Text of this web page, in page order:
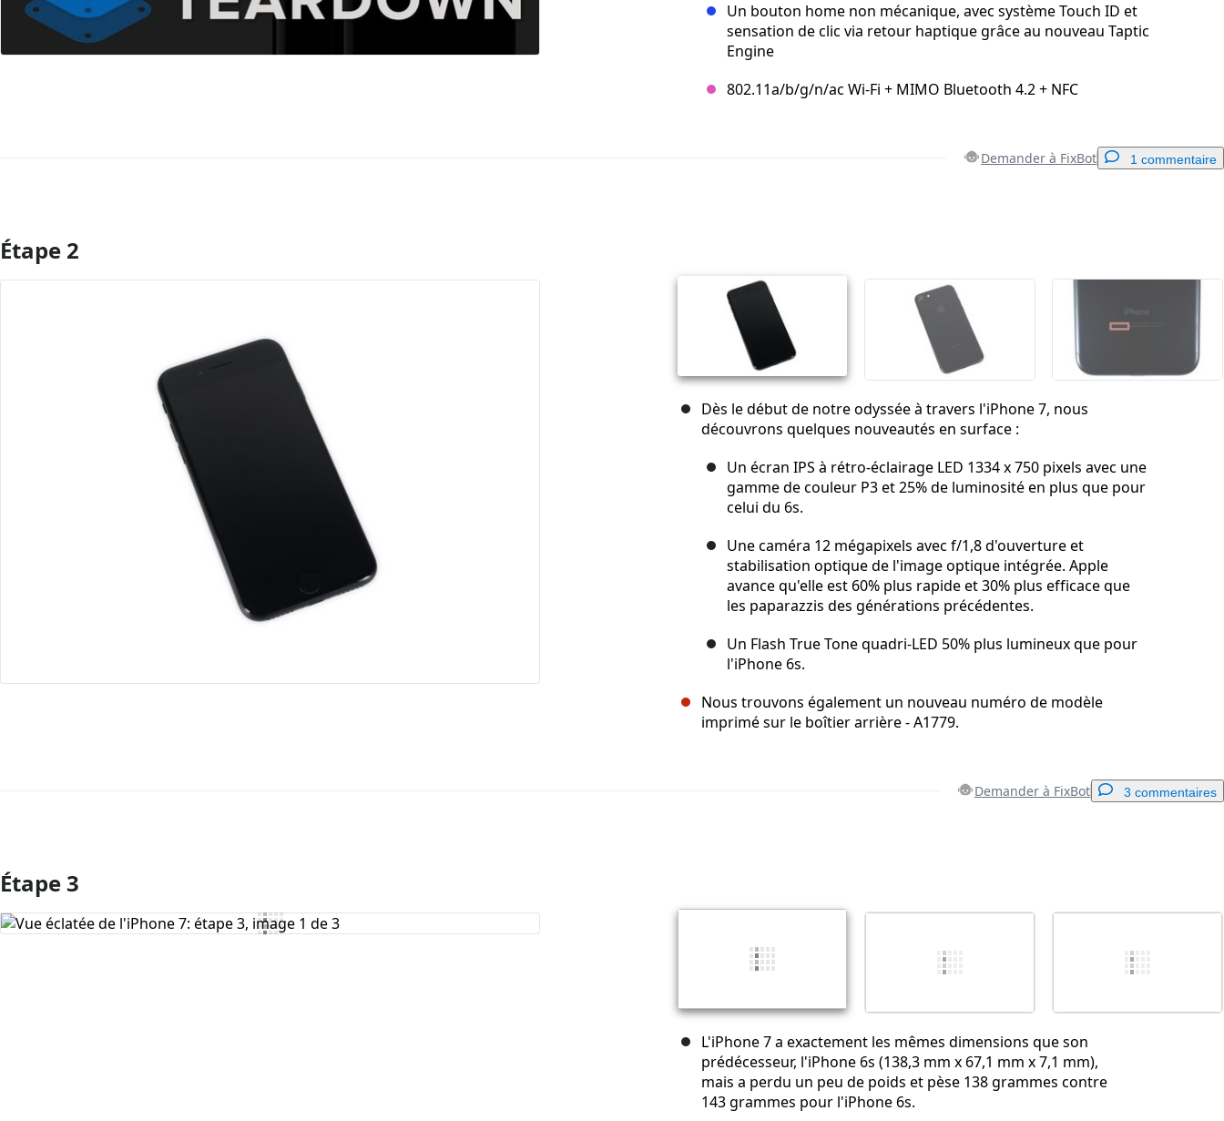
Un bouton home non mécanique, avec système Touch ID et
sensation de clic via retour haptique grâce au nouveau Taptic
Engine
802.11a/b/g/n/ac Wi‑Fi + MIMO Bluetooth 4.2 + NFC
Demander à FixBot 1 commentaire
Ajouter un commentaire
Étape 2
Dès le début de notre odyssée à travers l'iPhone 7, nous
découvrons quelques nouveautés en surface :
Un écran IPS à rétro-éclairage LED 1334 x 750 pixels avec une
gamme de couleur P3 et 25% de luminosité en plus que pour
celui du 6s.
Une caméra 12 mégapixels avec f/1,8 d'ouverture et
stabilisation optique de l'image optique intégrée. Apple
avance qu'elle est 60% plus rapide et 30% plus efficace que
les paparazzis des générations précédentes.
Un Flash True Tone quadri‑LED 50% plus lumineux que pour
l'iPhone 6s.
Nous trouvons également un nouveau numéro de modèle
imprimé sur le boîtier arrière - A1779.
Demander à FixBot 3 commentaires
Ajouter un commentaire
Publier un commentaire
Étape 3
L'iPhone 7 a exactement les mêmes dimensions que son
prédécesseur, l'iPhone 6s (138,3 mm x 67,1 mm x 7,1 mm),
mais a perdu un peu de poids et pèse 138 grammes contre
143 grammes pour l'iPhone 6s.